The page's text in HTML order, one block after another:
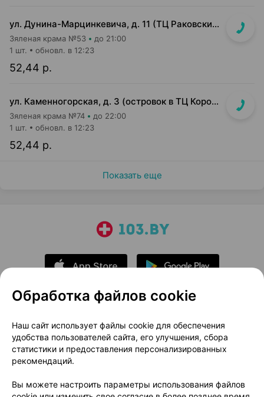
ул. Дунина-Марцинкевича, д. 11 (ТЦ Раковский кирмаш, цокольный этаж)
Зяленая крама №53 до 21:00
52,44 р.
1 шт. обновл. в 12:23
ул. Каменногорская, д. 3 (островок в ТЦ Корона)
Зяленая крама №74 до 22:00
52,44 р.
1 шт. обновл. в 12:23
Показать еще
О проекте
Новости проекта
Размещение рекламы
Медицинский маркетинг
Публичный договор
Доставка
Способы оплаты
Вакансии Партнеры
Обработка файлов cookie
Наш сайт использует файлы cookie для обеспечения
удобства пользователей сайта, его улучшения, сбора
статистики и предоставления персонализированных
рекомендаций.
Вы можете настроить параметры использования файлов